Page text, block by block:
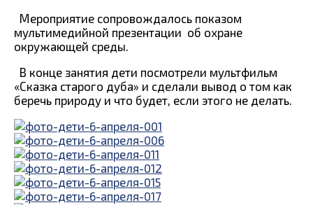
Мероприятие сопровождалось показом
мультимедийной презентации об охране
окружающей среды.
В конце занятия дети посмотрели мультфильм
«Сказка старого дуба» и сделали вывод о том как
беречь природу и что будет, если этого не делать.